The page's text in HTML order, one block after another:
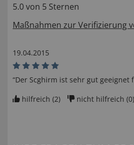
5.0 von 5 Sternen
Maßnahmen zur Verifizierung
19.04.2015
“Der Scghirm ist sehr gut geeignet
hilfreich (2) nicht hilfreich (0)